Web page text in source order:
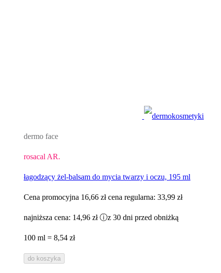
dermo face
rosacal AR.
łagodzący żel-balsam do mycia twarzy i oczu, 195 ml
Cena promocyjna 16,66 zł cena regularna: 33,99 zł
najniższa cena: 14,96 zł ⓘz 30 dni przed obniżką
100 ml = 8,54 zł
do koszyka